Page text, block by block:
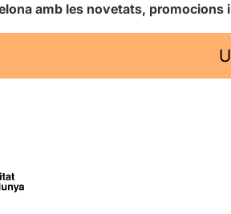
amb les novetats, promocions